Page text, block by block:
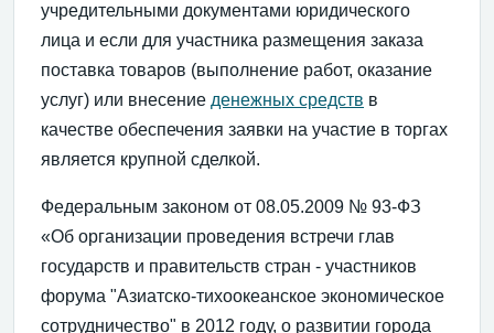
учредительными документами юридического
лица и если для участника размещения заказа
поставка товаров (выполнение работ, оказание
услуг) или внесение денежных средств в
качестве обеспечения заявки на участие в торгах
является крупной сделкой.
Федеральным законом от 08.05.2009 № 93-ФЗ
«Об организации проведения встречи глав
государств и правительств стран - участников
форума "Азиатско-тихоокеанское экономическое
сотрудничество" в 2012 году, о развитии города